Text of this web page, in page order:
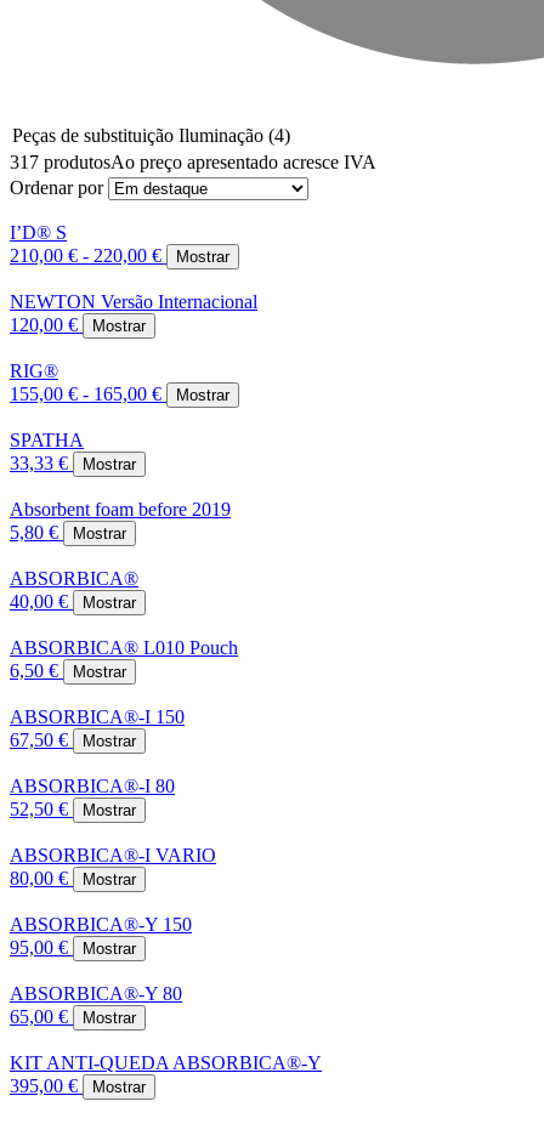
Peças de substituição Iluminação (4)
317 produtosAo preço apresentado acresce IVA
Ordenar por
I’D® S
210,00 € - 220,00 €
Mostrar
NEWTON Versão Internacional
120,00 €
Mostrar
RIG®
155,00 € - 165,00 €
Mostrar
SPATHA
33,33 €
Mostrar
Absorbent foam before 2019
5,80 €
Mostrar
ABSORBICA®
40,00 €
Mostrar
ABSORBICA® L010 Pouch
6,50 €
Mostrar
ABSORBICA®-I 150
67,50 €
Mostrar
ABSORBICA®-I 80
52,50 €
Mostrar
ABSORBICA®-I VARIO
80,00 €
Mostrar
ABSORBICA®-Y 150
95,00 €
Mostrar
ABSORBICA®-Y 80
65,00 €
Mostrar
KIT ANTI-QUEDA ABSORBICA®-Y
395,00 €
Mostrar